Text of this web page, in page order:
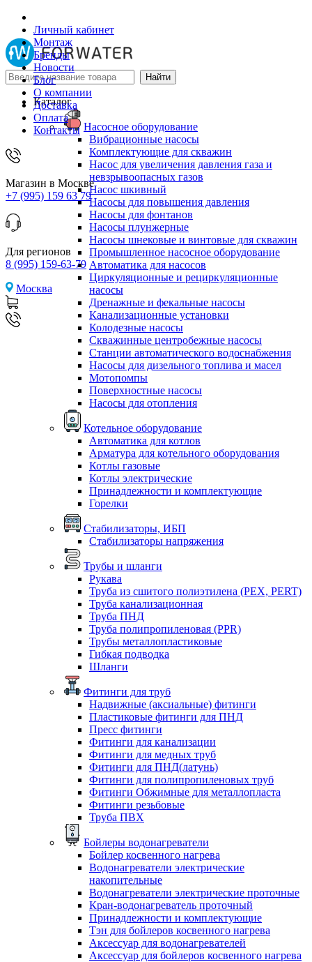
Личный кабинет
Монтаж
Бренды
Новости
Блог
О компании
Доставка
Оплата
Контакты
Магазин в Москве
+7 (995) 159 63 79
Для регионов
8 (995) 159-63-79
Москва
Каталог
Насосное оборудование
Вибрационные насосы
Комплектующие для скважин
Насос для увеличения давления газа и
невзрывоопасных газов
Насос шкивный
Насосы для повышения давления
Насосы для фонтанов
Насосы плунжерные
Насосы шнековые и винтовые для скважин
Промышленное насосное оборудование
Автоматика для насосов
Циркуляционные и рециркуляционные
насосы
Дренажные и фекальные насосы
Канализационные установки
Колодезные насосы
Скважинные центробежные насосы
Станции автоматического водоснабжения
Насосы для дизельного топлива и масел
Мотопомпы
Поверхностные насосы
Насосы для отопления
Котельное оборудование
Автоматика для котлов
Арматура для котельного оборудования
Котлы газовые
Котлы электрические
Принадлежности и комплектующие
Горелки
Стабилизаторы, ИБП
Стабилизаторы напряжения
Трубы и шланги
Рукава
Труба из сшитого полиэтилена (PEX, PERT)
Труба канализационная
Труба ПНД
Труба полипропиленовая (PPR)
Трубы металлопластиковые
Гибкая подводка
Шланги
Фитинги для труб
Надвижные (аксиальные) фитинги
Пластиковые фитинги для ПНД
Пресс фитинги
Фитинги для канализации
Фитинги для медных труб
Фитинги для ПНД(латунь)
Фитинги для полипропиленовых труб
Фитинги Обжимные для металлопласта
Фитинги резьбовые
Труба ПВХ
Бойлеры водонагреватели
Бойлер косвенного нагрева
Водонагреватели электрические
накопительные
Водонагреватели электрические проточные
Кран-водонагреватель проточный
Принадлежности и комплектующие
Тэн для бойлеров косвенного нагрева
Аксессуар для водонагревателей
Аксессуар для бойлеров косвенного нагрева